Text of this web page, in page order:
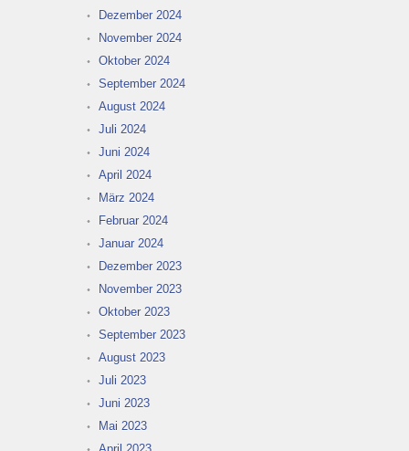
Dezember 2024
November 2024
Oktober 2024
September 2024
August 2024
Juli 2024
Juni 2024
April 2024
März 2024
Februar 2024
Januar 2024
Dezember 2023
November 2023
Oktober 2023
September 2023
August 2023
Juli 2023
Juni 2023
Mai 2023